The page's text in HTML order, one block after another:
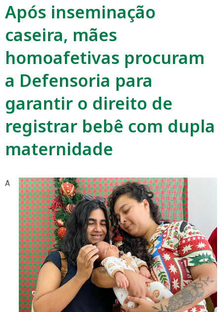
Após inseminação
caseira, mães
homoafetivas procuram
a Defensoria para
garantir o direito de
registrar bebê com dupla
maternidade
A